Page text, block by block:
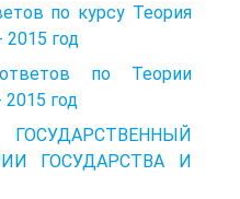
по курсу Теория
2015 год
по Теории
2015 год
ГОСУДАРСТВА И